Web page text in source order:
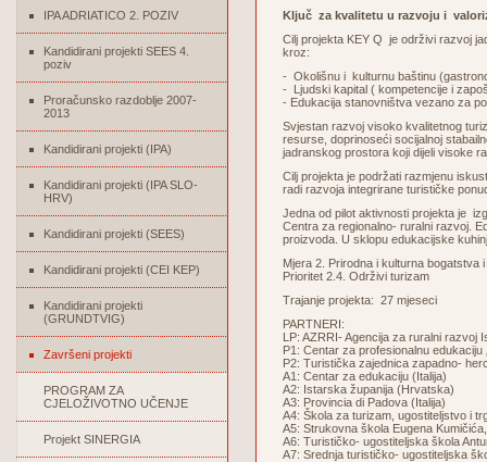
IPA ADRIATICO 2. POZIV
Kandidirani projekti SEES 4.
poziv
Proračunsko razdoblje 2007-
2013
Kandidirani projekti (IPA)
Kandidirani projekti (IPA SLO-
HRV)
Kandidirani projekti (SEES)
Kandidirani projekti (CEI KEP)
Kandidirani projekti
(GRUNDTVIG)
Završeni projekti
PROGRAM ZA
CJELOŽIVOTNO UČENJE
Projekt SINERGIA
Ključ za kvalitetu u razvoju i
Cilj projekta KEY Q je održivi razvoj
kroz:
- Okolišnu i kulturnu baštinu
- Ljudski kapital ( kompetencije i
- Edukacija stanovništva vezano za
Svjestan razvoj visoko kvalitetnog
resurse, doprinoseći socijalnoj
jadranskog prostora koji dijeli visoke
Cilj projekta je podržati razmjenu
radi razvoja integrirane turističke
Jedna od pilot aktivnosti projekta je
Centra za regionalno- ruralni razvoj.
proizvoda. U sklopu edukacijske
Mjera 2. Prirodna i kulturna bogatstva
Prioritet 2.4. Održivi turizam
Trajanje projekta: 27 mjeseci
PARTNERI:
LP: AZRRI- Agencija za ruralni razvoj
P1: Centar za profesionalnu edukaciju
P2: Turistička zajednica zapadno-
A1: Centar za edukaciju (Italija)
A2: Istarska županija (Hrvatska)
A3: Provincia di Padova (Italija)
A4: Škola za turizam, ugostiteljstvo i
A5: Strukovna škola Eugena
A6: Turističko- ugostiteljska škola
A7: Srednja turističko- ugostiteljska